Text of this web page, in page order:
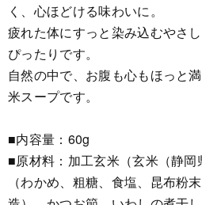
く、心ほどける味わいに。
疲れた体にすっと染み込むやさ
ぴったりです。
自然の中で、お腹も心もほっと
米スープです。
■内容量：60g
■原材料：加工玄米（玄米（静
（わかめ、粗糖、食塩、昆布粉